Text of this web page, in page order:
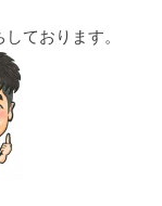
ております。